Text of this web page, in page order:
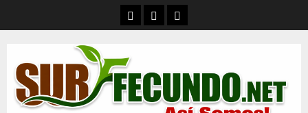
ContactoQuienes Somos
Política de privacidad